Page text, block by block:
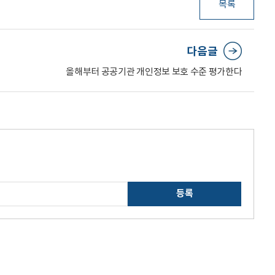
목록
다음글
올해부터 공공기관 개인정보 보호 수준 평가한다
등록